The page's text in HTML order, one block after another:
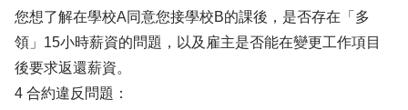
您想了解在學校A同意您接學校B的課後，是否存在「多
領」15小時薪資的問題，以及雇主是否能在變更工作項目
後要求返還薪資。
4 合約違反問題：